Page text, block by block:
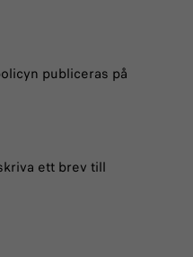
publiceras på
ett brev till